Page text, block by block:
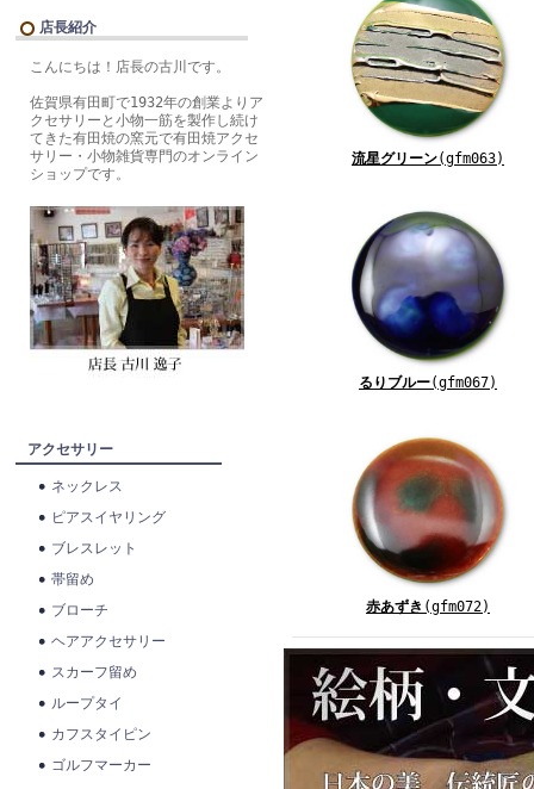
店長紹介
こんにちは！店長の古川です。
佐賀県有田町で1932年の創業よりア
クセサリーと小物一筋を製作し続け
てきた有田焼の窯元で有田焼アクセ
サリー・小物雑貨専門のオンライン
ショップです。
アクセサリー
ネックレス
ピアスイヤリング
ブレスレット
帯留め
ブローチ
ヘアアクセサリー
スカーフ留め
ループタイ
カフスタイピン
ゴルフマーカー
流星グリーン(gfm063)
るりブルー(gfm067)
赤あずき (gfm072)